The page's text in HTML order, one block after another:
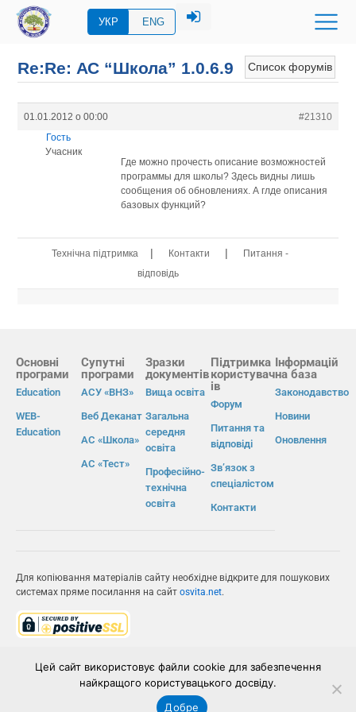
УКР ENG
Список форумів
Re:Re: АС “Школа” 1.0.6.9
01.01.2012 о 00:00
#21310
Гость
Учасник
Где можно прочесть описание возможностей
программы для школы? Здесь видны лишь
сообщения об обновлениях. А глде описания
базовых функций?
Технічна підтримка | Контакти |
Питання -
відповідь
Основні
програми
Education
WEB-
Education
Супутні
програми
АСУ «ВНЗ»
Веб Деканат
АС «Школа»
АС «Тест»
Зразки
документів
Вища освіта
Загальна
середня
освіта
Професійно-
технічна
освіта
Підтримка
користувач
ів
Форум
Питання та
відповіді
Зв’язок з
спеціалістом
Контакти
Інформацій
на база
Законодавство
Новини
Оновлення
Для копіювання матеріалів сайту необхідне відкрите для пошукових
системах пряме посилання на сайт osvita.net.
ІВС «ОСВІТА»
Цей сайт використовує файли cookie для забезпечення
найкращого користувацького досвіду.
Добре